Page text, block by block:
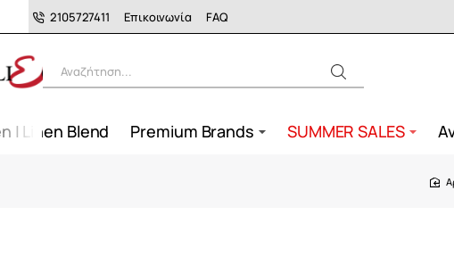
2105727411 Επικοινωνία FAQ
Αναζήτηση...
| Linen Blend Premium Brands SUMMER SALES